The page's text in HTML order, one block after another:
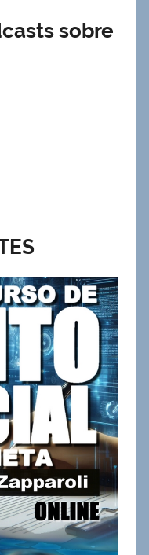
sobre